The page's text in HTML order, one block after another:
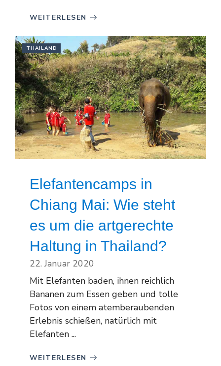
WEITERLESEN
THAILAND
Elefantencamps in
Chiang Mai: Wie steht
es um die artgerechte
Haltung in Thailand?
22. Januar 2020
Mit Elefanten baden, ihnen reichlich
Bananen zum Essen geben und tolle
Fotos von einem atemberaubenden
Erlebnis schießen, natürlich mit
Elefanten ...
WEITERLESEN